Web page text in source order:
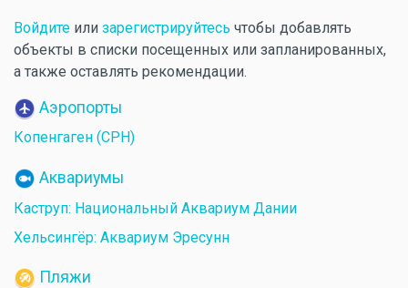
Войдите или зарегистрируйтесь чтобы добавлять
объекты в списки посещенных или запланированных,
а также оставлять рекомендации.
Аэропорты
Копенгаген (CPH)
Аквариумы
Каструп: Национальный Аквариум Дании
Хельсингёр: Аквариум Эресунн
Пляжи